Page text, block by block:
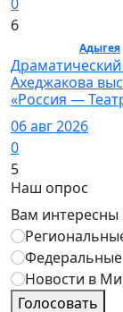
6
Адыгея
Ахеджакова
«Россия —
06 авг 2026
0
5
Наш опрос
Вам интересны
Федеральные
Новости в
Голосовать